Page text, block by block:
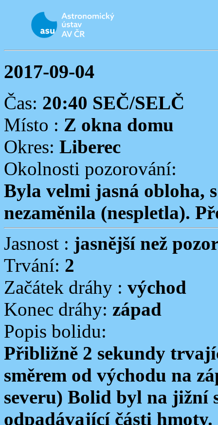
2017-09-04
Čas: 20:40 SEČ/SELČ
Místo : Z okna domu
Okres: Liberec
Okolnosti pozorování:
Byla velmi jasná obloha,
nezaměnila (nespletla).
Jasnost : jasnější než
Trvání: 2
Začátek dráhy : východ
Konec dráhy: západ
Popis bolidu:
Přibližně 2 sekundy
směrem od východu na
severu) Bolid byl na jižní
odpadávající části hmoty.